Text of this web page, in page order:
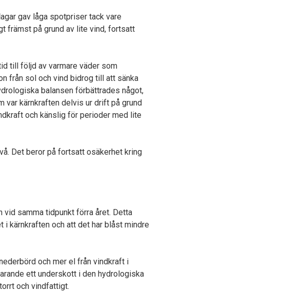
gav låga spotpriser tack vare
främst på grund av lite vind, fortsatt
till följd av varmare väder som
från sol och vind bidrog till att sänka
balansen förbättrades något,
var kärnkraften delvis ur drift på grund
och känslig för perioder med lite
Det beror på fortsatt osäkerhet kring
vid samma tidpunkt förra året. Detta
kärnkraften och att det har blåst mindre
och mer el från vindkraft i
ett underskott i den hydrologiska
och vindfattigt.